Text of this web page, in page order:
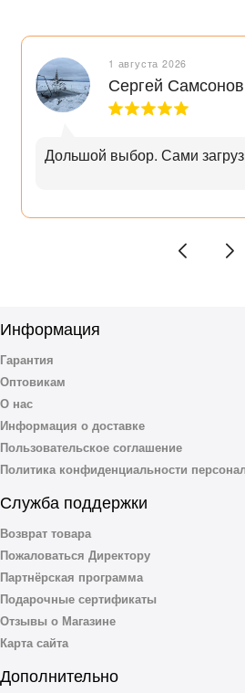
1 августа 2026
Сергей Самсонов
Дольшой выбор. Сами
Информация
Гарантия
Оптовикам
О нас
Информация о доставке
Пользовательское соглашение
Политика конфиденциальности
Служба поддержки
Возврат товара
Пожаловаться Директору
Партнёрская программа
Подарочные сертификаты
Отзывы о Магазине
Карта сайта
Дополнительно